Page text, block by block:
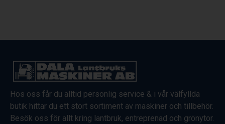
Hos oss får du alltid personlig service & i vår välfyllda
butik hittar du ett stort sortiment av maskiner och tillbehör.
Besök oss för allt kring lantbruk, entreprenad och grönytor.